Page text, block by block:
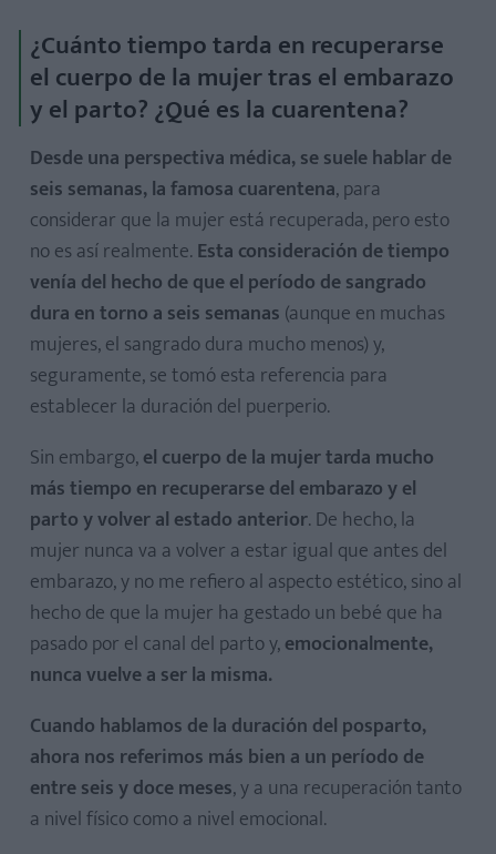
¿Cuánto tiempo tarda en recuperarse
el cuerpo de la mujer tras el embarazo
y el parto? ¿Qué es la cuarentena?
Desde una perspectiva médica, se suele hablar de
seis semanas, la famosa cuarentena, para
considerar que la mujer está recuperada, pero esto
no es así realmente. Esta consideración de tiempo
venía del hecho de que el período de sangrado
dura en torno a seis semanas (aunque en muchas
mujeres, el sangrado dura mucho menos) y,
seguramente, se tomó esta referencia para
establecer la duración del puerperio.
Sin embargo,el cuerpo de la mujer tarda mucho
más tiempo en recuperarse del embarazo y el
parto y volver al estado anterior. De hecho, la
mujer nunca va a volver a estar igual que antes del
embarazo, y no me refiero al aspecto estético, sino al
hecho de que la mujer ha gestado un bebé que ha
pasado por el canal del parto y,emocionalmente,
nunca vuelve a ser la misma.
Cuando hablamos de la duración del posparto,
ahora nos referimos más bien a un período de
entre seis y doce meses, y a una recuperación tanto
a nivel físico como a nivel emocional.